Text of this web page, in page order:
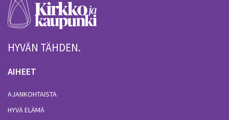
HYVÄN TÄHDEN.
AIHEET
AJANKOHTAISTA
HYVÄ ELÄMÄ